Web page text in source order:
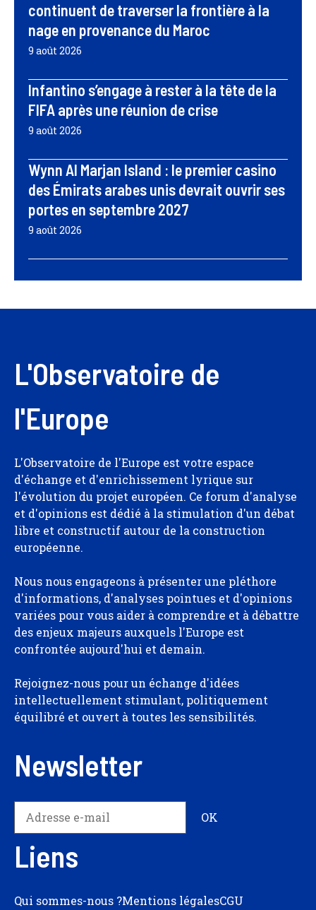
continuent de traverser la frontière à la
nage en provenance du Maroc
9 août 2026
Infantino s’engage à rester à la tête de la
FIFA après une réunion de crise
9 août 2026
Wynn Al Marjan Island : le premier casino
des Émirats arabes unis devrait ouvrir ses
portes en septembre 2027
9 août 2026
L'Observatoire de
l'Europe
L'Observatoire de l'Europe est votre espace
d'échange et d'enrichissement lyrique sur
l'évolution du projet européen. Ce forum d'analyse
et d'opinions est dédié à la stimulation d'un débat
libre et constructif autour de la construction
européenne.
Nous nous engageons à présenter une pléthore
d'informations, d'analyses pointues et d'opinions
variées pour vous aider à comprendre et à débattre
des enjeux majeurs auxquels l'Europe est
confrontée aujourd'hui et demain.
Rejoignez-nous pour un échange d'idées
intellectuellement stimulant, politiquement
équilibré et ouvert à toutes les sensibilités.
Newsletter
Liens
Qui sommes-nous ?Mentions légalesCGU